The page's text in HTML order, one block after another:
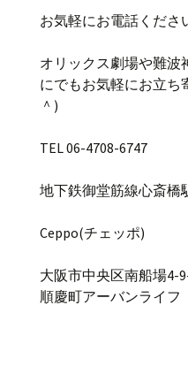
お気軽にお電話くださ
オリックス劇場や難波
にでもお気軽にお立
＾)
TEL 06-4708-6747
地下鉄御堂筋線心斎
Ceppo(チェッポ)
大阪市中央区南船場4-
順慶町アーバンライ